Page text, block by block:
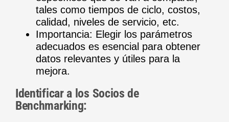
tales como tiempos de ciclo, costos,
calidad, niveles de servicio, etc.
Importancia: Elegir los parámetros
adecuados es esencial para obtener
datos relevantes y útiles para la
mejora.
Identificar a los Socios de
Benchmarking: